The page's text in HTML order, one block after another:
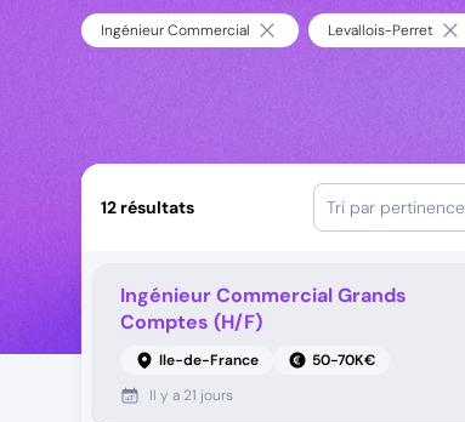
Ingénieur Commercial Levallois-Perret
12 résultats Tri par pertinence
Ingénieur Commercial Grands
Comptes (H/F)
Ile-de-France
50-70K€
Il y a 21 jours